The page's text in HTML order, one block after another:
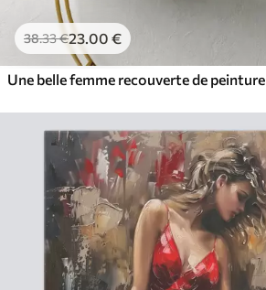
38.33€23.00 €
Une belle femme recouverte de peinture